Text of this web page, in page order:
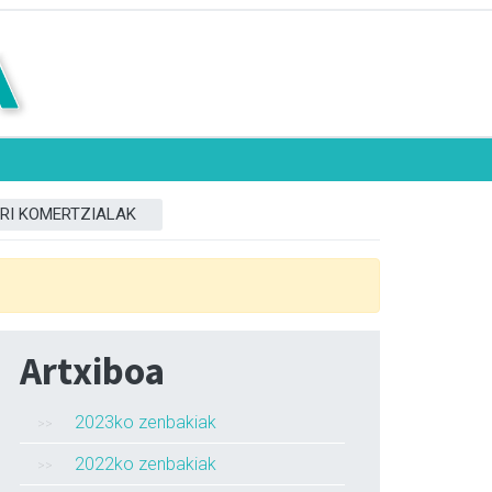
KOMERTZIALAK
Artxiboa
2023ko zenbakiak
2022ko zenbakiak